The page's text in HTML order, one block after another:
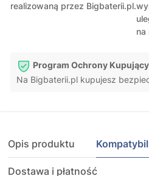
realizowaną przez Bigbaterii.pl.
na
Program Ochrony
Na Bigbaterii.pl kupujesz
Opis produktu
Dostawa i płatność